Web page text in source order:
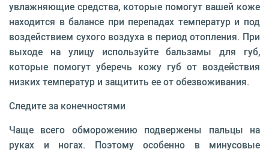
увлажняющие средства, которые помогут вашей коже
находится в балансе при перепадах температур и под
воздействием сухого воздуха в период отопления. При
выходе на улицу используйте бальзамы для губ,
которые помогут уберечь кожу губ от воздействия
низких температур и защитить ее от обезвоживания.
Следите за конечностями
Чаще всего обморожению подвержены пальцы на
руках и ногах. Поэтому особенно в минусовые